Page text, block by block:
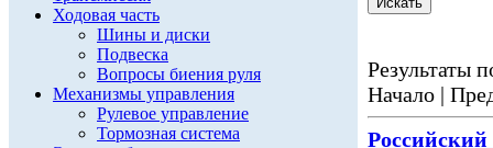
Ходовая часть
Шины и диски
Подвеска
Вопросы биения руля
Механизмы управления
Рулевое управление
Тормозная система
Результаты
Начало |